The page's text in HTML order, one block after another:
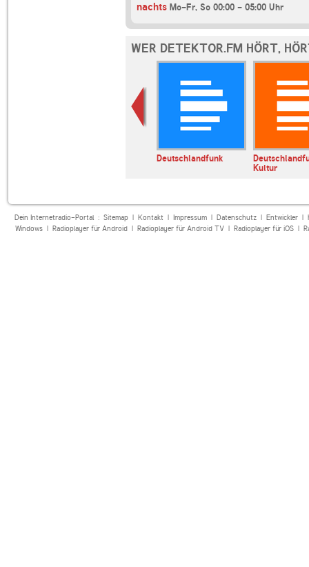
nachts Mo-Fr, So 00:00 - 05:00 Uhr
WER DETEKTOR.FM HÖRT,
Deutschlandfunk
Kultur
Dein Internetradio-Portal : Sitemap| Kontakt| Impressum| Datenschutz| Entwickler|
Windows| Radioplayer für Android| Radioplayer für Android TV| Radioplayer für iOS|